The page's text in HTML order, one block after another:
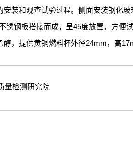
装和观查试验过程。侧面安装钢化
锈钢板搭接而成，呈45度放置，方便
醇，提供黄铜燃料杯外径24mm，高
量检测研究院